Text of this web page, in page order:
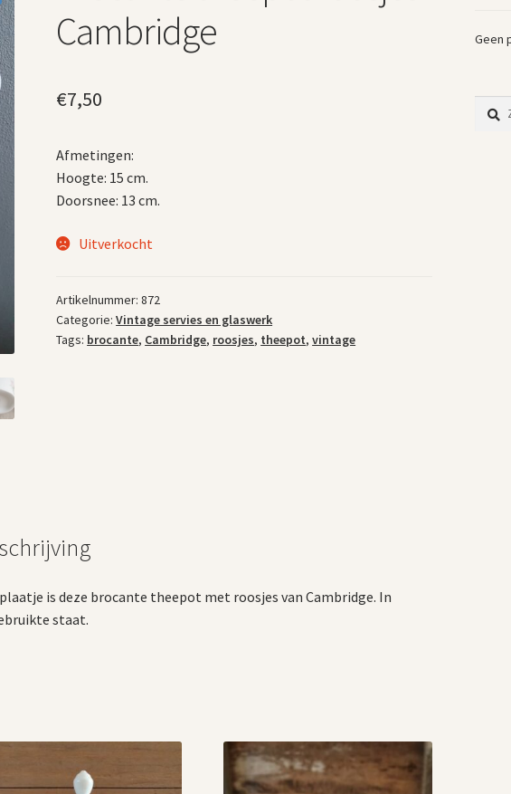
Cambridge
€7,50
Afmetingen:
Hoogte: 15 cm.
Doorsnee: 13 cm.
Uitverkocht
Artikelnummer:872
Categorie:Vintage servies en glaswerk
Tags: brocante, Cambridge, roosjes, theepot,vintage
is deze brocante theepot met roosjes van Cambridge. In
staat.
Geen
Zoeken
naar: